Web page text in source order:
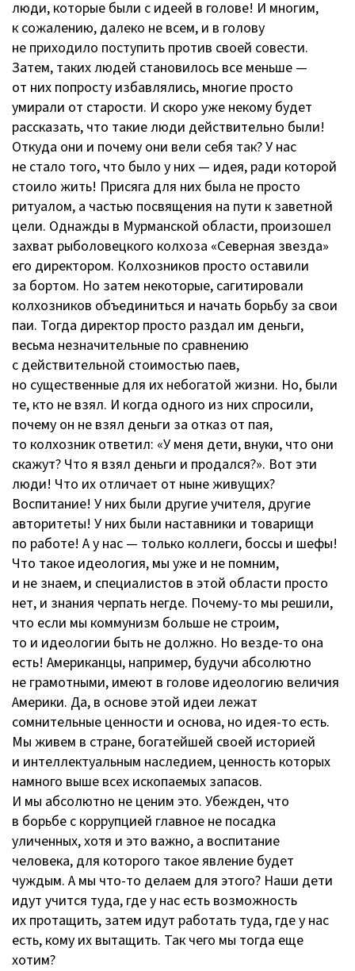
люди, которые были с идеей в голове! И многим,
к сожалению, далеко не всем, и в голову
не приходило поступить против своей совести.
Затем, таких людей становилось все меньше —
от них попросту избавлялись, многие просто
умирали от старости. И скоро уже некому будет
рассказать, что такие люди действительно были!
Откуда они и почему они вели себя так? У нас
не стало того, что было у них — идея, ради которой
стоило жить! Присяга для них была не просто
ритуалом, а частью посвящения на пути к заветной
цели. Однажды в Мурманской области, произошел
захват рыболовецкого колхоза «Северная звезда»
его директором. Колхозников просто оставили
за бортом. Но затем некоторые, сагитировали
колхозников объединиться и начать борьбу за свои
паи. Тогда директор просто раздал им деньги,
весьма незначительные по сравнению
с действительной стоимостью паев,
но существенные для их небогатой жизни. Но, были
те, кто не взял. И когда одного из них спросили,
почему он не взял деньги за отказ от пая,
то колхозник ответил: «У меня дети, внуки, что они
скажут? Что я взял деньги и продался?». Вот эти
люди! Что их отличает от ныне живущих?
Воспитание! У них были другие учителя, другие
авторитеты! У них были наставники и товарищи
по работе! А у нас — только коллеги, боссы и шефы!
Что такое идеология, мы уже и не помним,
и не знаем, и специалистов в этой области просто
нет, и знания черпать негде. Почему-то мы решили,
что если мы коммунизм больше не строим,
то и идеологии быть не должно. Но везде-то она
есть! Американцы, например, будучи абсолютно
не грамотными, имеют в голове идеологию величия
Америки. Да, в основе этой идеи лежат
сомнительные ценности и основа, но идея-то есть.
Мы живем в стране, богатейшей своей историей
и интеллектуальным наследием, ценность которых
намного выше всех ископаемых запасов.
И мы абсолютно не ценим это. Убежден, что
в борьбе с коррупцией главное не посадка
уличенных, хотя и это важно, а воспитание
человека, для которого такое явление будет
чуждым. А мы что-то делаем для этого? Наши дети
идут учится туда, где у нас есть возможность
их протащить, затем идут работать туда, где у нас
есть, кому их вытащить. Так чего мы тогда еще
хотим?